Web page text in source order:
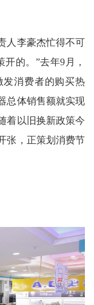
人李豪杰忙得不可
的。”去年9月，
发消费者的购买热
总体销售额就实现
着以旧换新政策今
张，正策划消费节